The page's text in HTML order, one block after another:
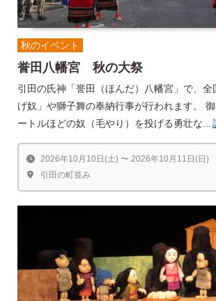
秋のイベント
誉田八幡宮 秋の大祭
引田の氏神「誉田（ほんだ）八幡宮」で、
げ奴」や獅子舞の奉納行事が行われます。
ートルほどの奴（毛やり）を投げる勇壮な...
2026年10月10日(土) 〜 2026年10月11日(日)
引田の町並み